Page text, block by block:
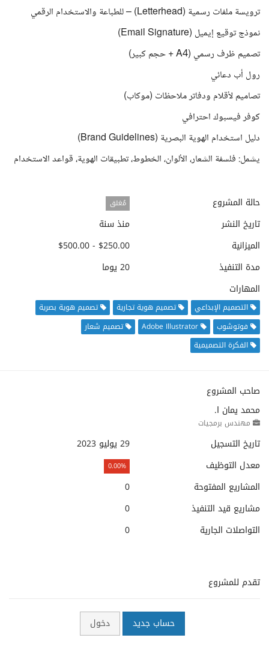
ترويسة ملفات رسمية (Letterhead) – للطباعة والاستخدام الرقمي
نموذج توقيع إيميل (Email Signature)
تصميم ظرف رسمي (A4 + حجم كبير)
رول أب دعائي
تصاميم لأقلام ودفاتر ملاحظات (موكاب)
كوفر فيسبوك احترافي
دليل استخدام الهوية البصرية (Brand Guidelines)
يشمل: فلسفة الشعار، الألوان، الخطوط، تطبيقات الهوية، قواعد الاستخدام
حالة المشروع مُغلق
تاريخ النشر
منذ سنة
الميزانية
$250.00 - $500.00
مدة التنفيذ
20 يوما
المهارات
التصميم الإبداعي تصميم هوية تجارية
تصميم هوية بصرية
فوتوشوب
Adobe Illustrator
تصميم شعار
الفكرة التصميمية
صاحب المشروع
محمد يمان ا.
مهندس برمجيات
تاريخ التسجيل
29 يوليو 2023
معدل التوظيف
0.00%
المشاريع المفتوحة
0
مشاريع قيد التنفيذ
0
التواصلات الجارية
0
تقدم للمشروع
حساب جديد دخول